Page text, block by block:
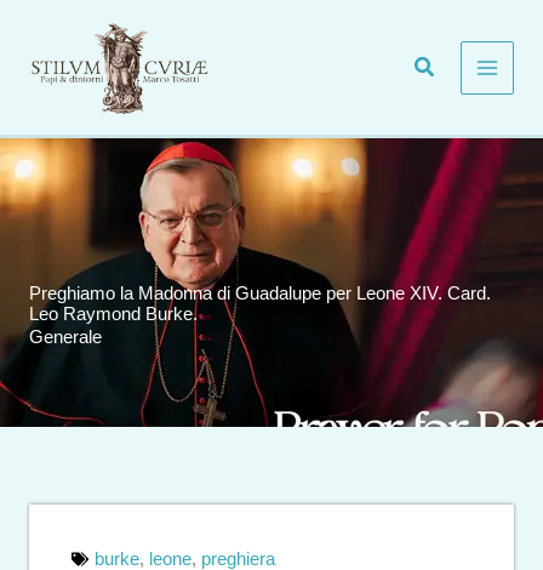
contenuto
Preghiamo la Madonna di Guadalupe per Leone XIV. Card.
Leo Raymond Burke.
Generale
burke, leone, preghiera